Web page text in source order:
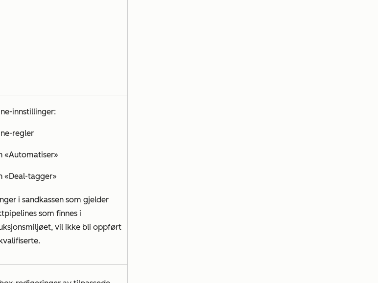
innstillinger:
regler
«Automatiser»
«Deal-tagger»
i sandkassen som gjelder
som finnes i
vil ikke bli oppført